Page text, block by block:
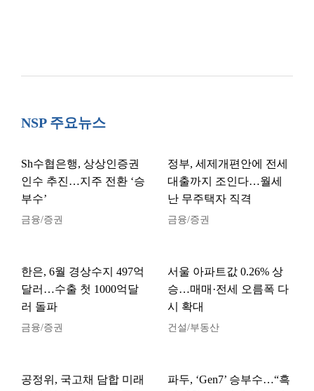
NSP 주요뉴스
Sh수협은행, 상상인증권
인수 추진…지주 전환 ‘승
부수’
금융/증권
정부, 세제개편안에 전세
대출까지 조인다…월세
난 무주택자 직격
금융/증권
한은, 6월 경상수지 497억
달러…수출 첫 1000억달
러 돌파
금융/증권
서울 아파트값 0.26% 상
승…매매·전세 오름폭 다
시 확대
건설/부동산
공정위, 국고채 담합 미래
파두, ‘Gen7’ 승부수…“흑